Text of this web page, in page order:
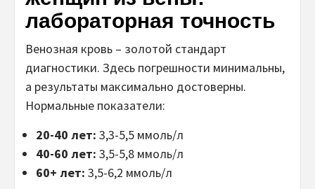
лабораторная точность
Венозная кровь – золотой стандарт
диагностики. Здесь погрешности минимальны,
а результаты максимально достоверны.
Нормальные показатели:
20-40 лет: 3,3-5,5 ммоль/л
40-60 лет: 3,5-5,8 ммоль/л
60+ лет: 3,5-6,2 ммоль/л